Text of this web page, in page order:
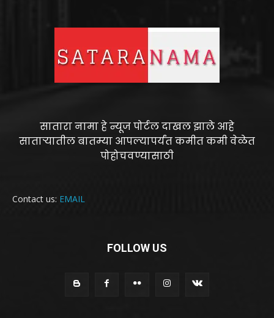
सातारा नामा हे न्यूज पोर्टल दाखल झाले आहे
साताऱ्यातील बातम्या आपल्यापर्यंत कमीत कमी वेळेत
पोहोचवण्यासाठी
Contact us: EMAIL
FOLLOW US